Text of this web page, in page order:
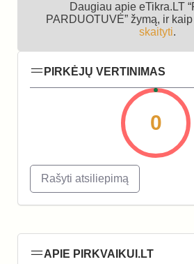
Daugiau apie eTikra.LT
PARDUOTUVĖ” žymą, ir
skaityti.
PIRKĖJŲ VERTINIMAS
0
Rašyti atsiliepimą
APIE PIRKVAIKUI.LT